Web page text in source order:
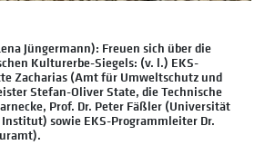
Jüngermann): Freuen sich über die
Kulturerbe-Siegels: (v. l.) EKS-
Zacharias (Amt für Umweltschutz und
Stefan-Oliver State, die Technische
Prof. Dr. Peter Fäßler (Universität
sowie EKS-Programmleiter Dr.